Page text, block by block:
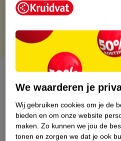
Gratis punten met je Kruidvat
Over dit product
Etiketinformatie
We waarderen je
Wij gebruiken cookies om je de
bieden en om onze website
maken. Zo kunnen we jou de
tonen en zorgen we dat je ook